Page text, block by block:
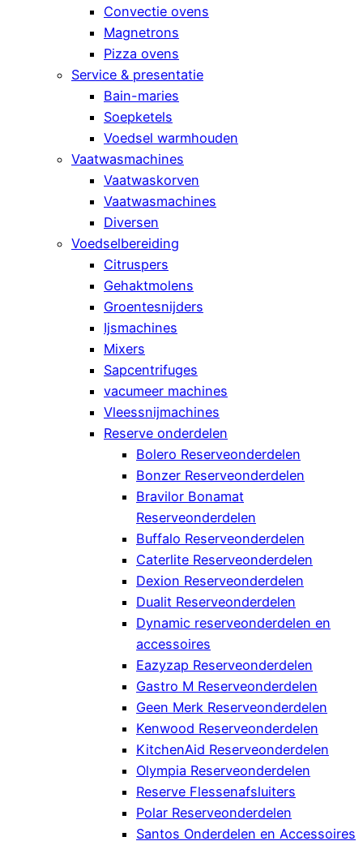
Convectie ovens
Magnetrons
Pizza ovens
Service & presentatie
Bain-maries
Soepketels
Voedsel warmhouden
Vaatwasmachines
Vaatwaskorven
Vaatwasmachines
Diversen
Voedselbereiding
Citruspers
Gehaktmolens
Groentesnijders
Ijsmachines
Mixers
Sapcentrifuges
vacumeer machines
Vleessnijmachines
Reserve onderdelen
Bolero Reserveonderdelen
Bonzer Reserveonderdelen
Bravilor Bonamat
Reserveonderdelen
Buffalo Reserveonderdelen
Caterlite Reserveonderdelen
Dexion Reserveonderdelen
Dualit Reserveonderdelen
Dynamic reserveonderdelen en
accessoires
Eazyzap Reserveonderdelen
Gastro M Reserveonderdelen
Geen Merk Reserveonderdelen
Kenwood Reserveonderdelen
KitchenAid Reserveonderdelen
Olympia Reserveonderdelen
Reserve Flessenafsluiters
Polar Reserveonderdelen
Santos Onderdelen en Accessoires